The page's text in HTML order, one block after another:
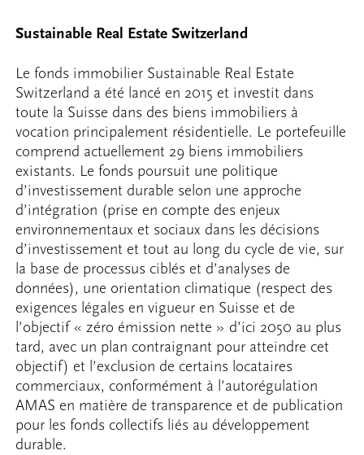
Sustainable Real Estate Switzerland
Le fonds immobilier Sustainable Real Estate
Switzerland a été lancé en 2015 et investit dans
toute la Suisse dans des biens immobiliers à
vocation principalement résidentielle. Le portefeuille
comprend actuellement 29 biens immobiliers
existants. Le fonds poursuit une politique
d’investissement durable selon une approche
d’intégration (prise en compte des enjeux
environnementaux et sociaux dans les décisions
d’investissement et tout au long du cycle de vie, sur
la base de processus ciblés et d’analyses de
données), une orientation climatique (respect des
exigences légales en vigueur en Suisse et de
l’objectif « zéro émission nette » d’ici 2050 au plus
tard, avec un plan contraignant pour atteindre cet
objectif) et l’exclusion de certains locataires
commerciaux, conformément à l’autorégulation
AMAS en matière de transparence et de publication
pour les fonds collectifs liés au développement
durable.